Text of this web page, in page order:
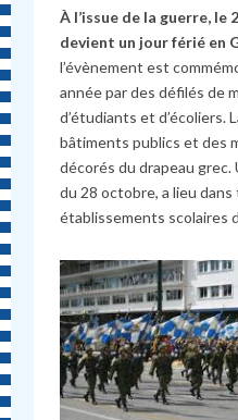
À l’issue de la guerre, le
devient un jour férié en
l’évènement est
année par des défilés de
d’étudiants et d’écoliers.
bâtiments publics et des
décorés du drapeau grec.
du 28 octobre, a lieu
établissements scolaires